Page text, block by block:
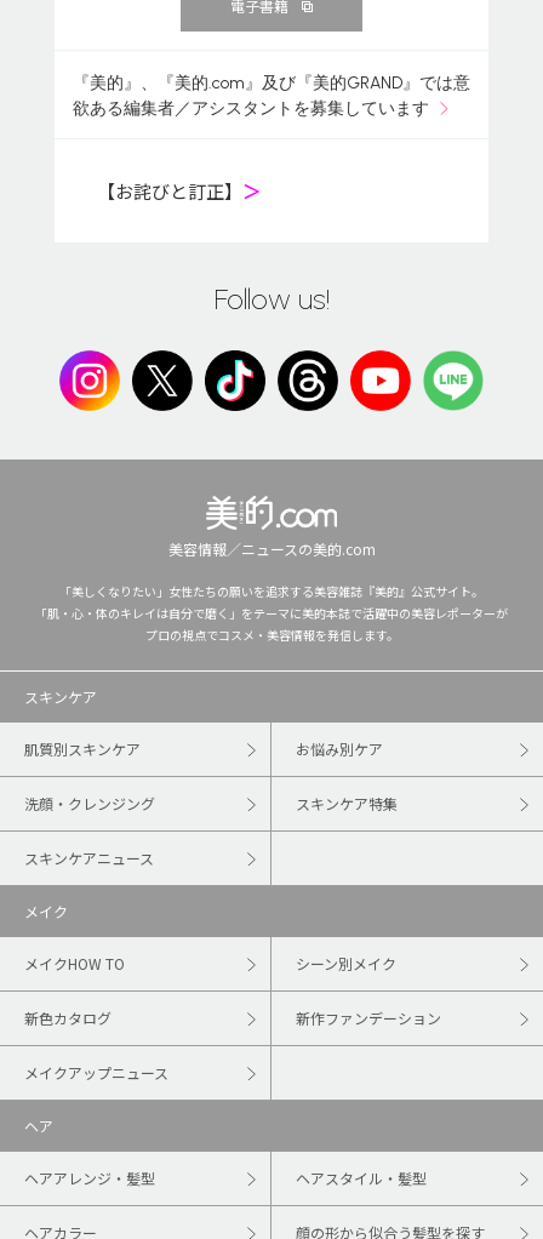
電子書籍
『美的』、『美的.com』及び『美的GRAND』では意
欲ある編集者／アシスタントを募集しています
【お詫びと訂正】 ＞
Follow us!
美容情報／ニュースの美的.com
「美しくなりたい」女性たちの願いを追求する美容雑誌『美的』公式サイト。
「肌・心・体のキレイは自分で磨く」をテーマに美的本誌で活躍中の美容レポーターが
プロの視点でコスメ・美容情報を発信します。
スキンケア
肌質別スキンケア お悩み別ケア
洗顔・クレンジング スキンケア特集
スキンケアニュース
メイク
メイクHOW TO シーン別メイク
新色カタログ 新作ファンデーション
メイクアップニュース
ヘア
ヘアアレンジ・髪型 ヘアスタイル・髪型
ヘアカラー 顔の形から似合う髪型を探す